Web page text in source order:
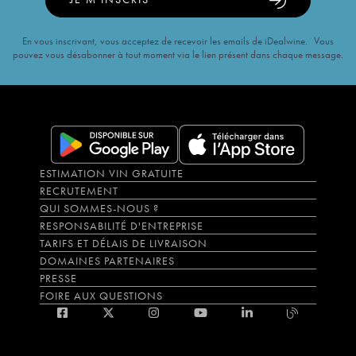
Vin de France N°21 Alexandre Bain
30€
Vin de France N°89 Alexandre Bain
28 €
Vin de France N°07 Alexandre Bain
26€
En vous inscrivant, vous acceptez de recevoir les emails de iDealwine. Vous
pouvez vous désabonner à tout moment via le lien présent dans chaque message.
ESTIMATION VIN GRATUITE
RECRUTEMENT
QUI SOMMES-NOUS ?
RESPONSABILITÉ D'ENTREPRISE
TARIFS ET DÉLAIS DE LIVRAISON
DOMAINES PARTENAIRES
PRESSE
FOIRE AUX QUESTIONS